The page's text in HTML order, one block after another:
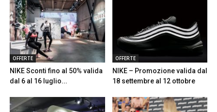
OFFERTE
NIKE Sconti fino al 50% valida
dal 6 al 16 luglio...
OFFERTE
NIKE – Promozione valida dal
18 settembre al 12 ottobre